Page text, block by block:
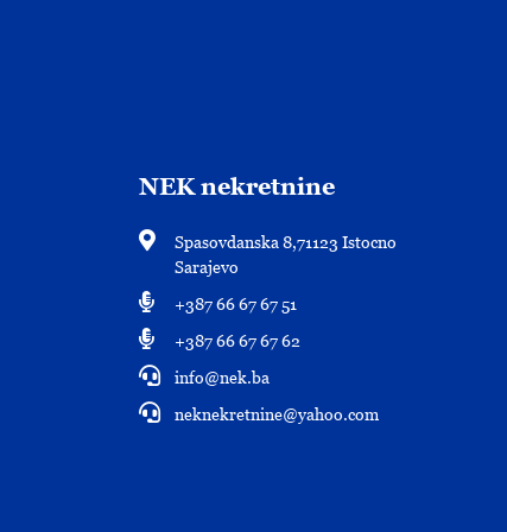
NEK nekretnine
Spasovdanska 8,71123 Istocno
Sarajevo
+387 66 67 67 51
+387 66 67 67 62
info@nek.ba
neknekretnine@yahoo.com